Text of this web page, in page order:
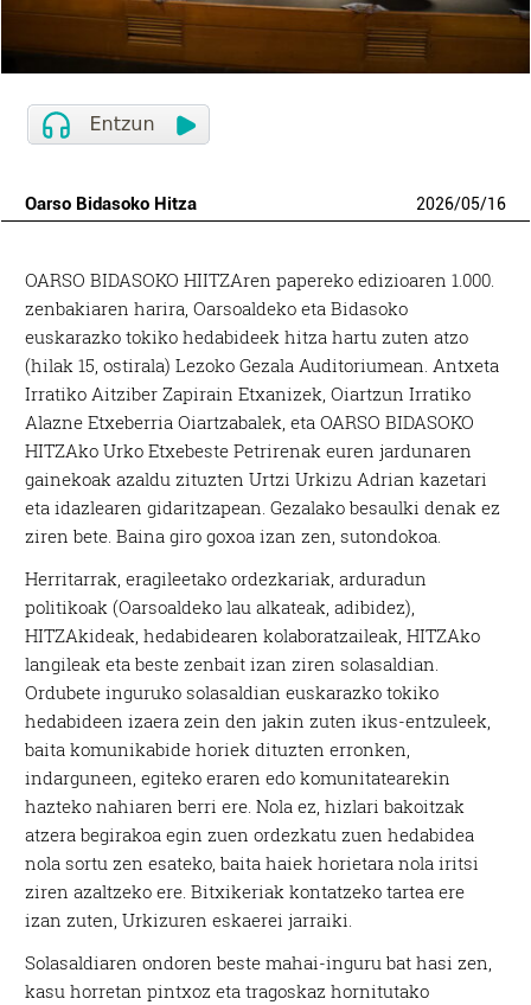
Oarso Bidasoko Hitza 2026/05/16
OARSO BIDASOKO HIITZAren papereko edizioaren 1.000.
zenbakiaren harira, Oarsoaldeko eta Bidasoko
euskarazko tokiko hedabideek hitza hartu zuten atzo
(hilak 15, ostirala) Lezoko Gezala Auditoriumean. Antxeta
Irratiko Aitziber Zapirain Etxanizek, Oiartzun Irratiko
Alazne Etxeberria Oiartzabalek, eta OARSO BIDASOKO
HITZAko Urko Etxebeste Petrirenak euren jardunaren
gainekoak azaldu zituzten Urtzi Urkizu Adrian kazetari
eta idazlearen gidaritzapean. Gezalako besaulki denak ez
ziren bete. Baina giro goxoa izan zen, sutondokoa.
Herritarrak, eragileetako ordezkariak, arduradun
politikoak (Oarsoaldeko lau alkateak, adibidez),
HITZAkideak, hedabidearen kolaboratzaileak, HITZAko
langileak eta beste zenbait izan ziren solasaldian.
Ordubete inguruko solasaldian euskarazko tokiko
hedabideen izaera zein den jakin zuten ikus-entzuleek,
baita komunikabide horiek dituzten erronken,
indarguneen, egiteko eraren edo komunitatearekin
hazteko nahiaren berri ere. Nola ez, hizlari bakoitzak
atzera begirakoa egin zuen ordezkatu zuen hedabidea
nola sortu zen esateko, baita haiek horietara nola iritsi
ziren azaltzeko ere. Bitxikeriak kontatzeko tartea ere
izan zuten, Urkizuren eskaerei jarraiki.
Solasaldiaren ondoren beste mahai-inguru bat hasi zen,
kasu horretan pintxoz eta tragoskaz hornitutako